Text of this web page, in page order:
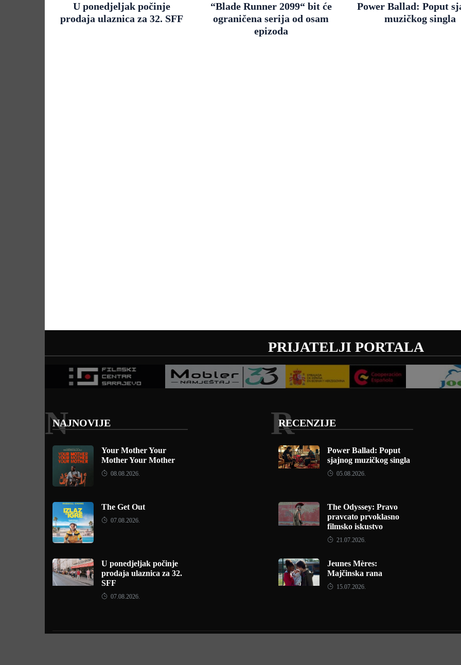
U ponedjeljak počinje
prodaja ulaznica za 32. SFF
“Blade Runner 2099“ bit će
ograničena serija od osam
epizoda
Power Ballad: Poput
muzičkog singla
PRIJATELJI PORTALA
NAJNOVIJE
N
Your Mother Your
Mother Your Mother
08.08.2026.
The Get Out
07.08.2026.
U ponedjeljak počinje
prodaja ulaznica za 32.
SFF
07.08.2026.
RECENZIJE
R
Power Ballad: Poput
sjajnog muzičkog singla
05.08.2026.
The Odyssey: Pravo
pravcato prvoklasno
filmsko iskustvo
21.07.2026.
Jeunes Mères:
Majčinska rana
15.07.2026.